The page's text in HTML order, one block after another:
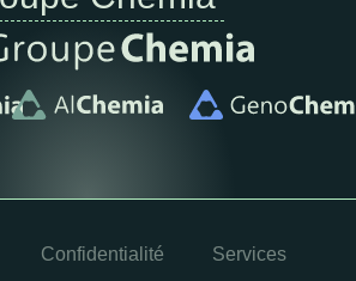
Confidentialité
Services